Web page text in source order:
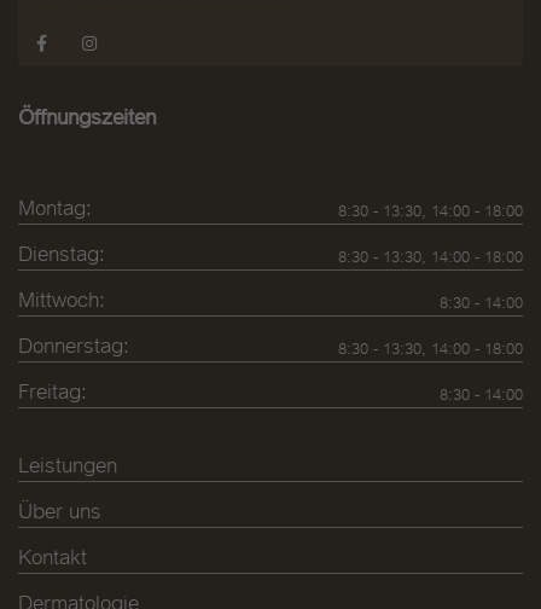
Öffnungszeiten
Montag: 8:30 - 13:30, 14:00 - 18:00
Dienstag: 8:30 - 13:30, 14:00 - 18:00
Mittwoch: 8:30 - 14:00
Donnerstag: 8:30 - 13:30, 14:00 - 18:00
Freitag: 8:30 - 14:00
Leistungen
Über uns
Kontakt
Dermatologie